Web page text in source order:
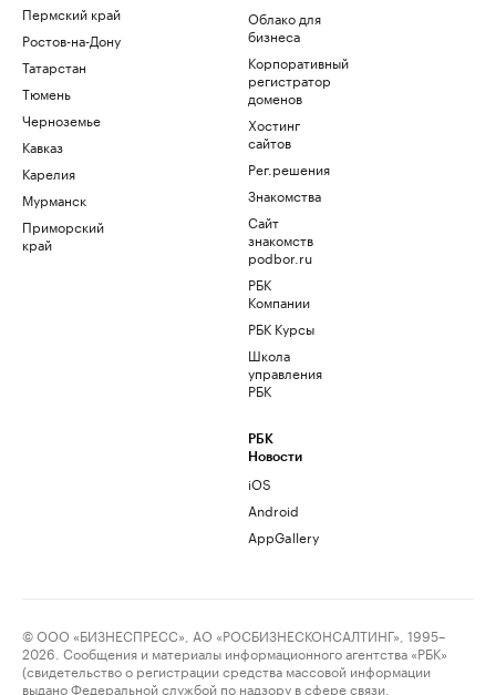
Пермский край
Ростов-на-Дону
Татарстан
Тюмень
Черноземье
Кавказ
Карелия
Мурманск
Приморский
край
Облако для
бизнеса
Корпоративный
регистратор
доменов
Хостинг
сайтов
Рег.решения
Знакомства
Сайт
знакомств
podbor.ru
РБК
Компании
РБК Курсы
Школа
управления
РБК
РБК
Новости
iOS
Android
AppGallery
© ООО «БИЗНЕСПРЕСС», АО «РОСБИЗНЕСКОНСАЛТИНГ», 1995–
2026. Сообщения и материалы информационного агентства «РБК»
(свидетельство о регистрации средства массовой информации
выдано Федеральной службой по надзору в сфере связи,